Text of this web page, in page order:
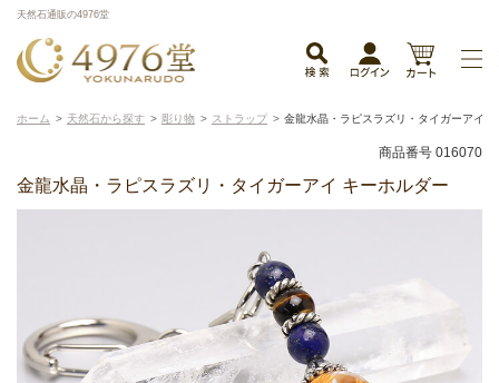
天然石通販の4976堂
ホーム 天然石から探す 彫り物 ストラップ 金龍水晶・ラピスラズリ・タイガーアイ
商品番号 016070
金龍水晶・ラピスラズリ・タイガーアイ キーホルダー